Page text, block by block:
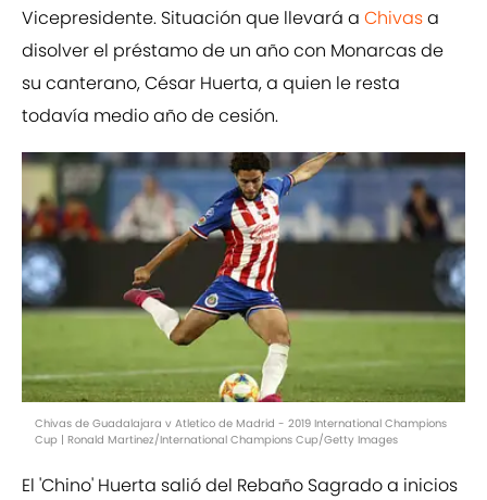
Vicepresidente. Situación que llevará a Chivasa
disolver el préstamo de un año con Monarcas de
su canterano, César Huerta, a quien le resta
todavía medio año de cesión.
Chivas de Guadalajara v Atletico de Madrid - 2019 International Champions
Cup | Ronald Martinez/International Champions Cup/Getty Images
El 'Chino' Huerta salió del Rebaño Sagrado a inicios